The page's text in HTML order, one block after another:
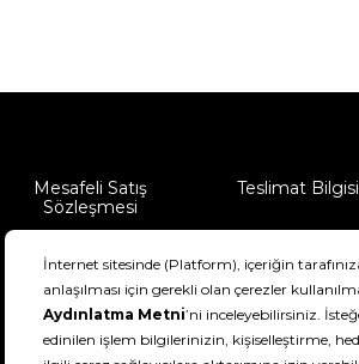
Mesafeli Satış
Sözleşmesi
Teslimat Bilgisi